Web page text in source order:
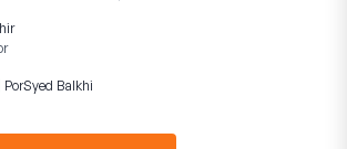
PorSyed Balkhi